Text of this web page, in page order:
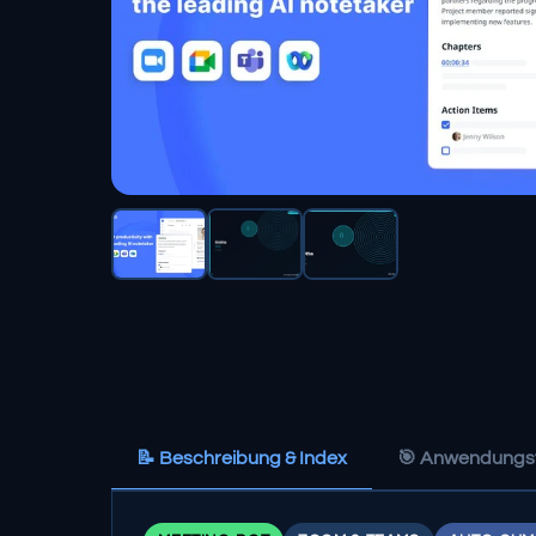
📝 Beschreibung & Index 🎯